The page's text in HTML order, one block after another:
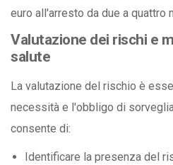
euro all'arresto da due a quattro
Valutazione dei rischi e
salute
La valutazione del rischio è
necessità e l'obbligo di
consente di:
Identificare la presenza del